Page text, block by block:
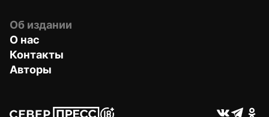
Об издании
О нас
Контакты
Авторы